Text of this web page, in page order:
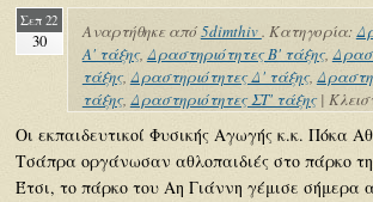
Σεπ 22
30 Αναρτήθηκε από5dimthiv. Κατηγορία:
Α' τάξης, Δραστηριότητες Β' τάξης,
τάξης, Δραστηριότητες Δ' τάξης,
τάξης, Δραστηριότητες ΣΤ' τάξης|
Οι εκπαιδευτικοί Φυσικής Αγωγής κ.κ. Πόκα
Τσάπρα οργάνωσαν αθλοπαιδιές στο πάρκο
Έτσι, το πάρκο του Αη Γιάννη γέμισε σήμερα